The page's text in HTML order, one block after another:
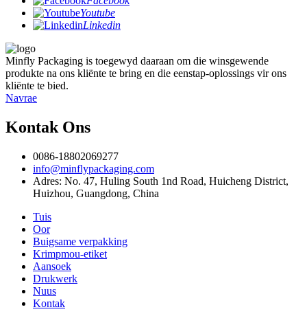
Youtube
Linkedin
Minfly Packaging is toegewyd daaraan om die winsgewende
produkte na ons kliënte te bring en die eenstap-oplossings vir ons
kliënte te bied.
Navrae
Kontak Ons
0086-18802069277
info@minflypackaging.com
Adres: No. 47, Huling South 1nd Road, Huicheng District,
Huizhou, Guangdong, China
Tuis
Oor
Buigsame verpakking
Krimpmou-etiket
Aansoek
Drukwerk
Nuus
Kontak